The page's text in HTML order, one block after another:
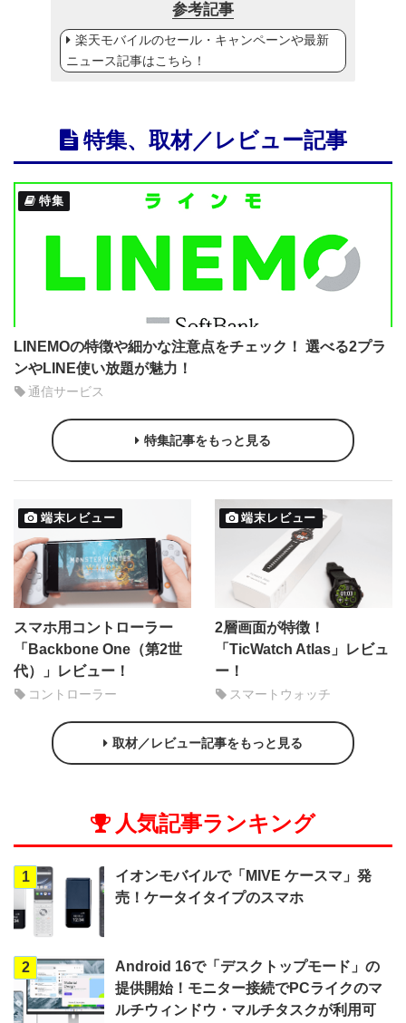
参考記事
楽天モバイルのセール・キャンペーンや最新
ニュース記事はこちら！
特集、取材／レビュー記事
特集
LINEMOの特徴や細かな注意点をチェック！ 選べる2プラ
ンやLINE使い放題が魅力！
通信サービス
特集記事をもっと見る
端末レビュー
スマホ用コントローラー
「Backbone One（第2世
代）」レビュー！
コントローラー
端末レビュー
2層画面が特徴！
「TicWatch Atlas」レビュ
ー！
スマートウォッチ
取材／レビュー記事をもっと見る
人気記事ランキング
1
イオンモバイルで「MIVE ケースマ」発
売！ケータイタイプのスマホ
2
Android 16で「デスクトップモード」の
提供開始！モニター接続でPCライクのマ
ルチウィンドウ・マルチタスクが利用可